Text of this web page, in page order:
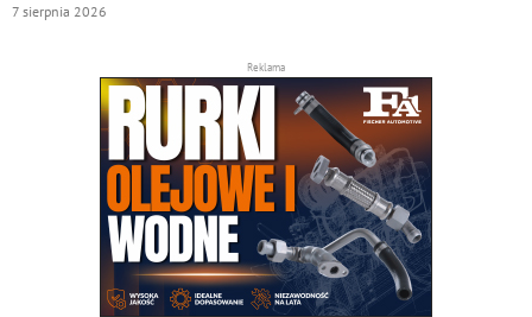
7 sierpnia 2026
Reklama